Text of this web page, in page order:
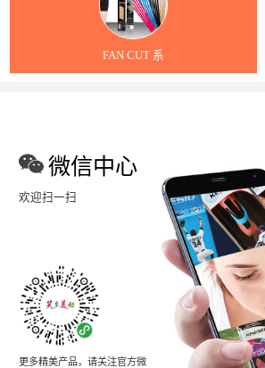
FAN CUT 系
微信中心
欢迎扫一扫
更多精美产品，请关注官方微